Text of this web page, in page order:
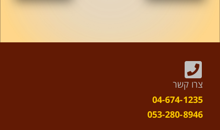
צרו קשר
04-674-1235
053-280-8946